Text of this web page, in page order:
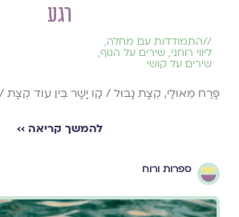
רגע
//התמודדות עם מחלה,
ליווי רוחני, שירים על הגוף,
שירים על קושי
פָּרַח מֵאוּלַי, קְצָת נָבוּל / קַו יָשָׁר בֵּין עוֹד קְצָת
להמשך קריאה ››
ספרות ורוח